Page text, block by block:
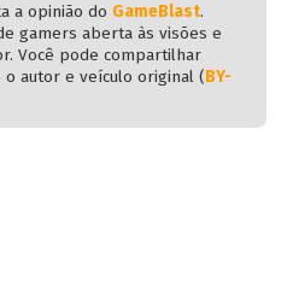
a opinião do GameBlast.
gamers aberta às visões e
Você pode compartilhar
autor e veículo original (BY-